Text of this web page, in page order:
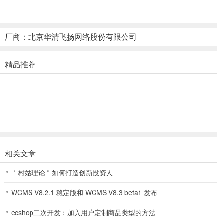
战舰帝国苹果版新手攻略
对于大R而言，当然是选择限时活动的那种船，越多越好!限时船的技
美，但是发展也就到这了。
2、阵容排布：
阵容当然是能扛的放前排，输出高的放后排了，基本上战列舰的生
改大和或者技能2是单目标的船。
厂商：北京华清飞扬网络股份有限公司
精品推荐
相关文章
＂村姑理论＂如何打造创新投资人
WCMS V8.2.1 稳定版和 WCMS V8.3 beta1 发布
ecshop二次开发：加入用户定制商品类型的方法